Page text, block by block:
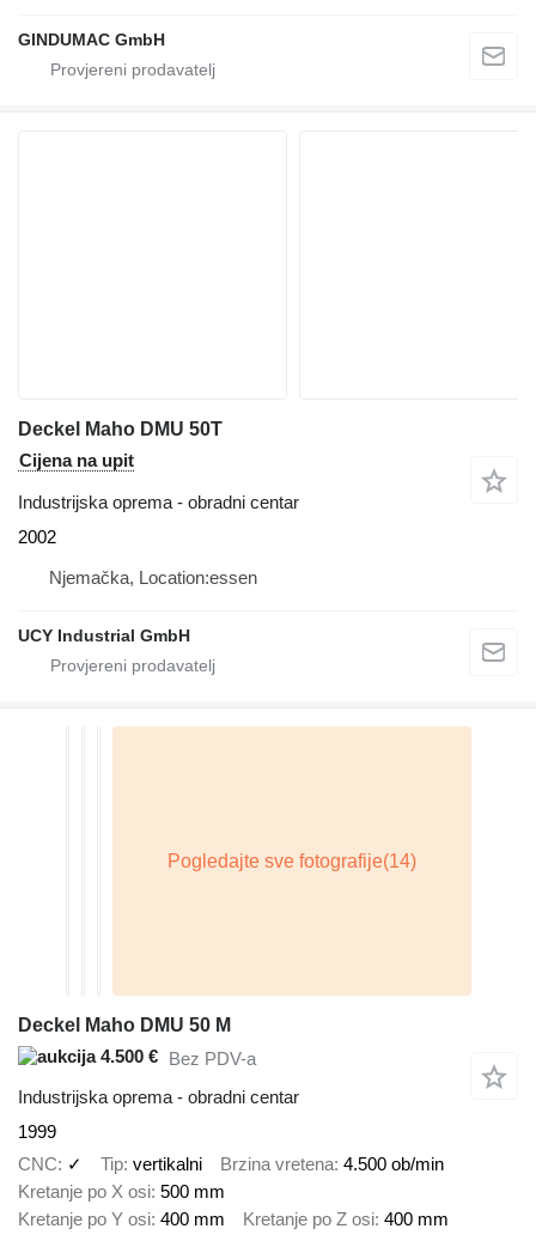
GINDUMAC GmbH
Deckel Maho DMU 50T
Cijena na upit
Industrijska oprema - obradni centar
2002
Njemačka, Location:essen
UCY Industrial GmbH
Deckel Maho DMU 50 M
4.500 € Bez PDV-a
Industrijska oprema - obradni centar
1999
CNC
✓ Tip vertikalni Brzina vretena 4.500 ob/min
Kretanje po X osi 500 mm
Kretanje po Y osi 400 mm Kretanje po Z osi 400 mm